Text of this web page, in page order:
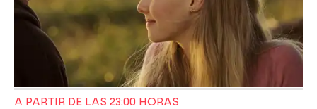
A PARTIR DE LAS 23:00 HORAS